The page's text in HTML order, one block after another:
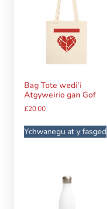
Bag Tote wedi'i
Atgyweirio gan Gof
£20.00
Ychwanegu at y fasged